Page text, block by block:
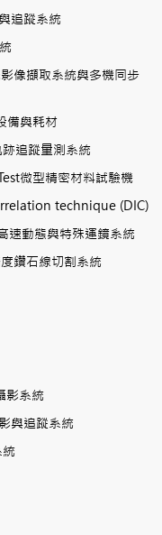
追蹤系統
像擷取系統與多機同步
備與耗材
追蹤量測系統
微型精密材料試驗機
technique (DIC)
動態與特殊運鏡系統
鑽石線切割系統
影系統
與追蹤系統